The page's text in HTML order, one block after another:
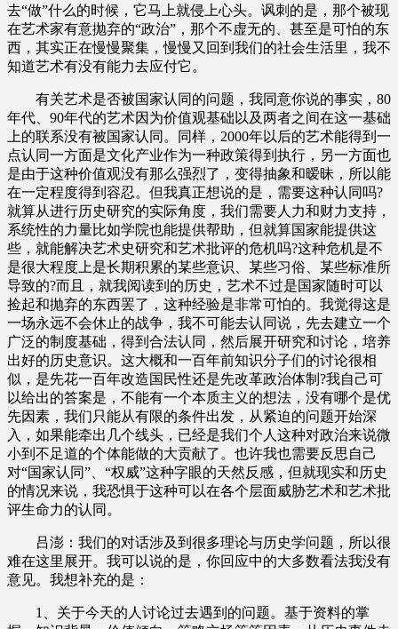
去“做”什么的时候，它马上就侵上心头。讽刺的是，那个被现
在艺术家有意抛弃的“政治”，那个不虚无的、甚至是可怕的东
西，其实正在慢慢聚集，慢慢又回到我们的社会生活里，我不
知道艺术有没有能力去应付它。
有关艺术是否被国家认同的问题，我同意你说的事实，80
年代、90年代的艺术因为价值观基础以及两者之间在这一基础
上的联系没有被国家认同。同样，2000年以后的艺术能得到一
点认同一方面是文化产业作为一种政策得到执行，另一方面也
是由于这种价值观没有那么强烈了，变得抽象和暧昧，所以能
在一定程度得到容忍。但我真正想说的是，需要这种认同吗?
就算从进行历史研究的实际角度，我们需要人力和财力支持，
系统性的力量比如学院也能提供帮助，但就算国家能提供这
些，就能解决艺术史研究和艺术批评的危机吗?这种危机是不
是很大程度上是长期积累的某些意识、某些习俗、某些标准所
导致的?而且，就我阅读到的历史，艺术不过是国家随时可以
捡起和抛弃的东西罢了，这种经验是非常可怕的。我觉得这是
一场永远不会休止的战争，我不可能去认同说，先去建立一个
广泛的制度基础，得到合法认同，然后展开研究和讨论，培养
出好的历史意识。这大概和一百年前知识分子们的讨论很相
似，是先花一百年改造国民性还是先改革政治体制?我自己可
以给出的答案是，不能有一个本质主义的想法，没有哪个是优
先因素，我们只能从有限的条件出发，从紧迫的问题开始深
入，如果能牵出几个线头，已经是我们个人这种对政治来说微
小到不足道的个体能做的大贡献了。也许我也需要反思自己
对“国家认同”、“权威”这种字眼的天然反感，但就现实和历史
的情况来说，我恐惧于这种可以在各个层面威胁艺术和艺术批
评生命力的认同。
吕澎：我们的对话涉及到很多理论与历史学问题，所以很
难在这里展开。我可以说的是，你回应中的大多数看法我没有
意见。我想补充的是：
1、关于今天的人讨论过去遇到的问题。基于资料的掌